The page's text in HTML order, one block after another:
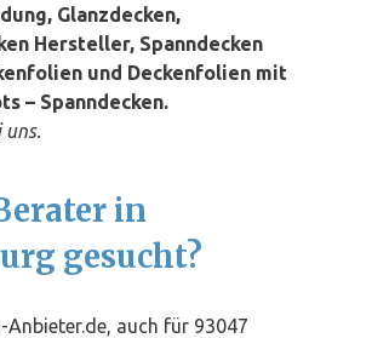
Glanzdecken,
Hersteller, Spanndecken
und Deckenfolien mit
– Spanndecken.
uns.
in
gesucht?
Anbieter.de, auch für 93047